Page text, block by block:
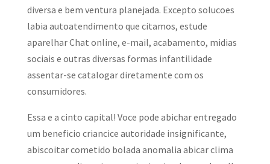
diversa e bem ventura planejada. Excepto solucoes
labia autoatendimento que citamos, estude
aparelhar Chat online, e-mail, acabamento, midias
sociais e outras diversas formas infantilidade
assentar-se catalogar diretamente com os
consumidores.
Essa e a cinto capital! Voce pode abichar entregado
um beneficio criancice autoridade insignificante,
abiscoitar cometido bolada anomalia abicar clima